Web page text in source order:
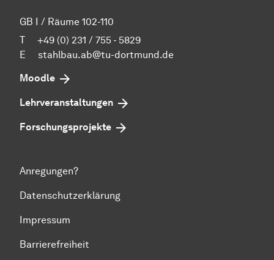
GB I / Räume 102-110
T +49 (0) 231 / 755 - 5829
E stahlbau.ab@tu-dortmund.de
Moodle
Lehrveranstaltungen
Forschungsprojekte
Anregungen?
Datenschutzerklärung
Impressum
Barrierefreiheit